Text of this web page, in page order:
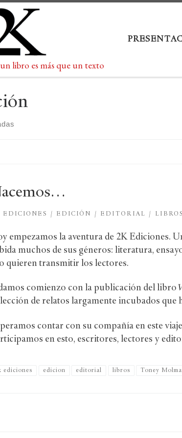
libro es más que un texto
EDICIONES EDICIÓN EDITORIAL LIBROS
empezamos la aventura de 2K Ediciones.
muchos de sus géneros: literatura,
quieren transmitir los lectores.
comienzo con la publicación del libro
de relatos largamente incubados que
contar con su compañía en este
en esto, escritores, lectores y
ediciones edicion editorial libros Toney